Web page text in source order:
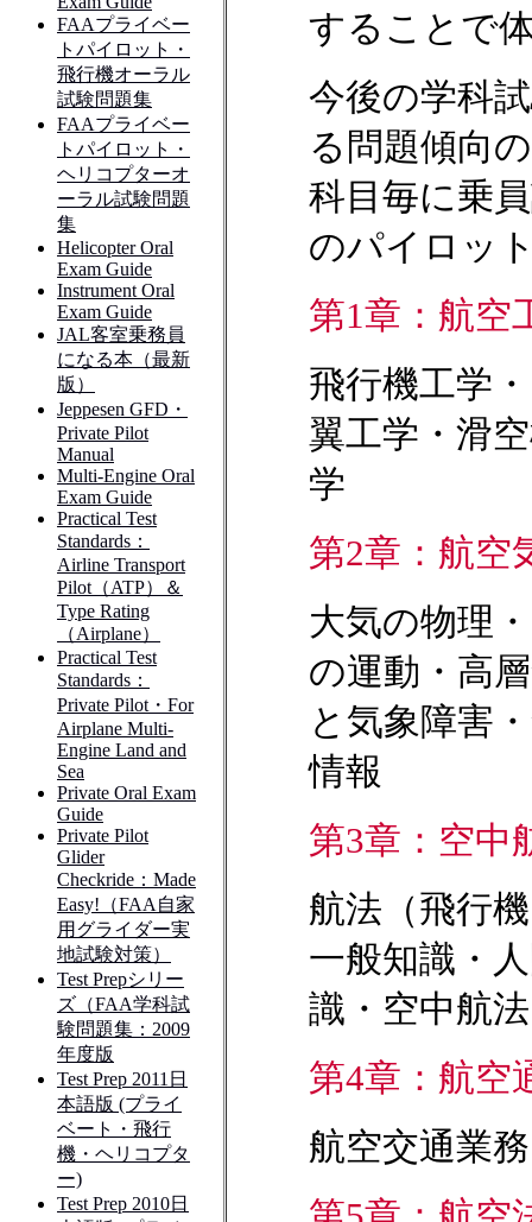
することで
今後の学科
る問題傾向
科目毎に乗
のパイロッ
第1章：航空
飛行機工学
翼工学・滑
学
第2章：航空
大気の物理
の運動・高
と気象障害
情報
第3章：空中
航法（飛行
一般知識・
識・空中航
第4章：航空
航空交通業